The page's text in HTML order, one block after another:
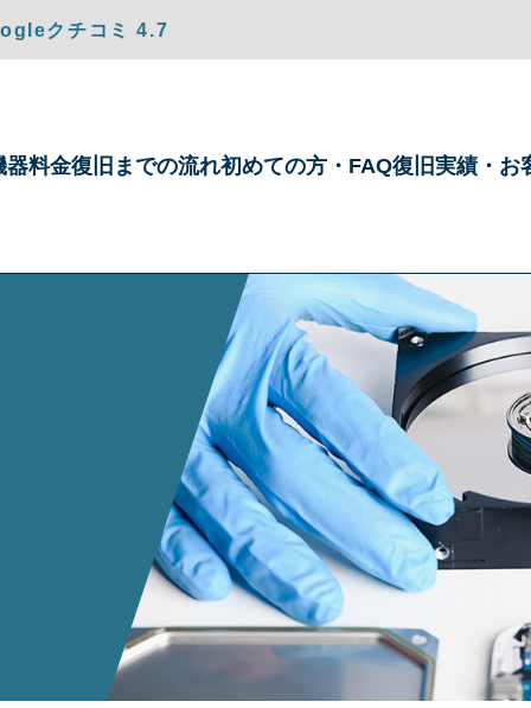
クチコミ 4.7
器料金復旧までの流れ初めての方・ FAQ復旧実績・ お